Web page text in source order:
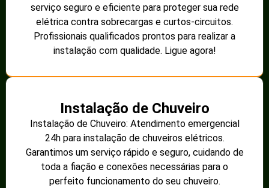
serviço seguro e eficiente para proteger sua rede
elétrica contra sobrecargas e curtos-circuitos.
Profissionais qualificados prontos para realizar a
instalação com qualidade. Ligue agora!
Instalação de Chuveiro
Instalação de Chuveiro: Atendimento emergencial
24h para instalação de chuveiros elétricos.
Garantimos um serviço rápido e seguro, cuidando de
toda a fiação e conexões necessárias para o
perfeito funcionamento do seu chuveiro.